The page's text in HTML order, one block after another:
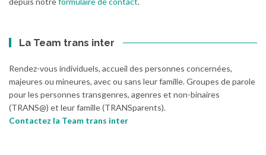
La Team trans inter
Rendez-vous individuels, accueil des personnes concernées,
majeures ou mineures, avec ou sans leur famille. Groupes de parole
pour les personnes transgenres, agenres et non-binaires
(TRANS@) et leur famille (TRANSparents).
Contactez la Team trans inter